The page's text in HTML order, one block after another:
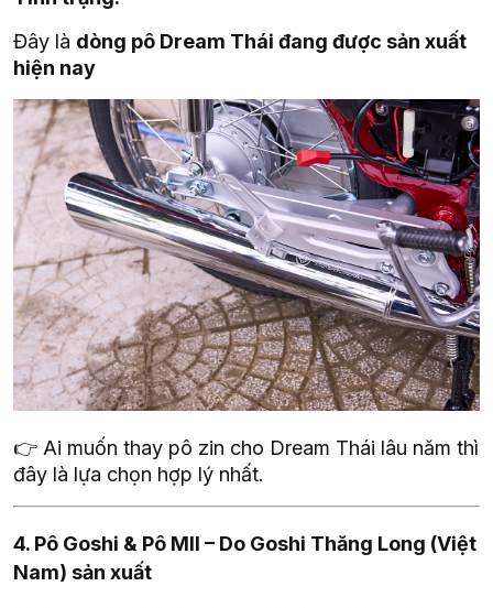
Đây là dòng pô Dream Thái đang được sản xuất
hiện nay
👉 Ai muốn thay pô zin cho Dream Thái lâu năm thì
đây là lựa chọn hợp lý nhất.
4. Pô Goshi & Pô MII – Do Goshi Thăng Long (Việt
Nam) sản xuất